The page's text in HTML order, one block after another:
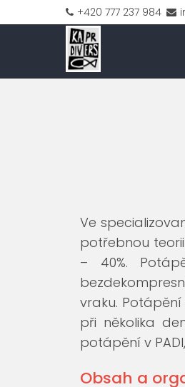
+420 777 237 984
Ve
potřebnou
– 40%.
vraku.
při několika
potápění v
Obsah a